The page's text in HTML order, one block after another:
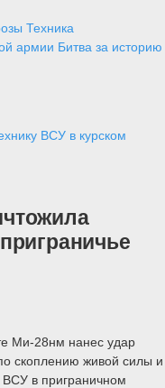
Техника
армии Битва за историю
ВСУ в курском
Ми-28нм нанес удар
скоплению живой силы и
ВСУ в приграничном